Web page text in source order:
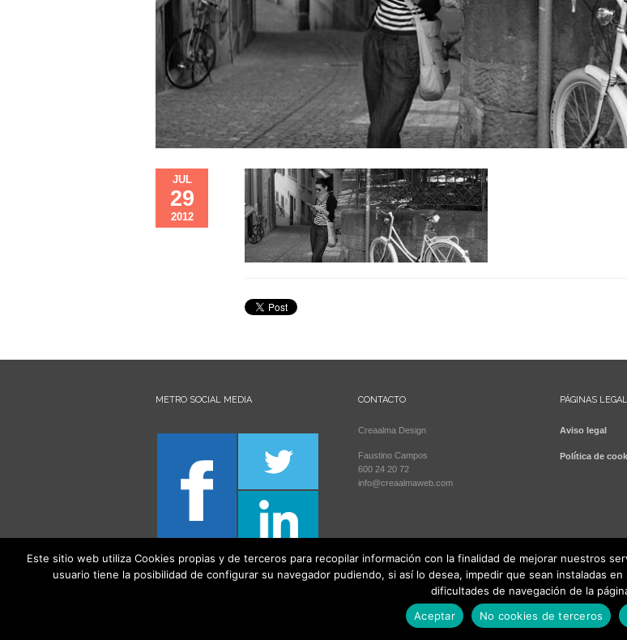
JUL
29
2012
METRO SOCIAL MEDIA CONTACTO
Creaalma Design
Faustino Campos
600 24 20 72
info@creaalmaweb.com
PÁGINAS LEGAL
Aviso legal
Política de
Este sitio web utiliza Cookies propias y de terceros para recopilar información con la finalidad de mejorar nuestros
usuario tiene la posibilidad de configurar su navegador pudiendo, si así lo desea, impedir que sean instaladas
dificultades de navegación de la
Aceptar
No cookies de terceros